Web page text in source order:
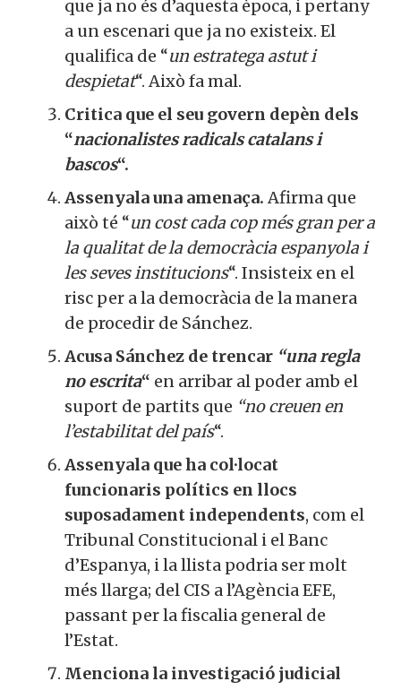
que ja no és d’aquesta època, i pertany
a un escenari que ja no existeix. El
qualifica de “un estratega astut i
despietat“. Això fa mal.
Critica que el seu govern depèn dels
“nacionalistes radicals catalans i
bascos“.
Assenyala una amenaça. Afirma que
això té “un cost cada cop més gran per a
la qualitat de la democràcia espanyola i
les seves institucions“. Insisteix en el
risc per a la democràcia de la manera
de procedir de Sánchez.
Acusa Sánchez de trencar “una regla
no escrita“ en arribar al poder amb el
suport de partits que “no creuen en
l’estabilitat del país“.
Assenyala que ha col·locat
funcionaris polítics en llocs
suposadament independents, com el
Tribunal Constitucional i el Banc
d’Espanya, i la llista podria ser molt
més llarga; del CIS a l’Agència EFE,
passant per la fiscalia general de
l’Estat.
Menciona la investigació judicial